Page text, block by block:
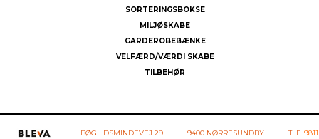
SORTERINGSBOKSE
MILJØSKABE
GARDEROBEBÆNKE
VELFÆRD/VÆRDI SKABE
TILBEHØR
BØGILDSMINDEVEJ 29 9400 NØRRESUNDBY TLF. 9811